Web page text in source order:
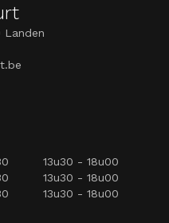
Landen
13u30 - 18u00
13u30 - 18u00
13u30 - 18u00